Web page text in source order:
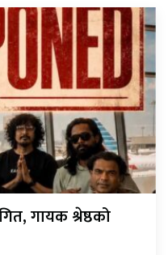
गायक श्रेष्ठको